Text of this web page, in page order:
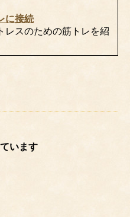
に接続
スのための筋トレを紹
ています